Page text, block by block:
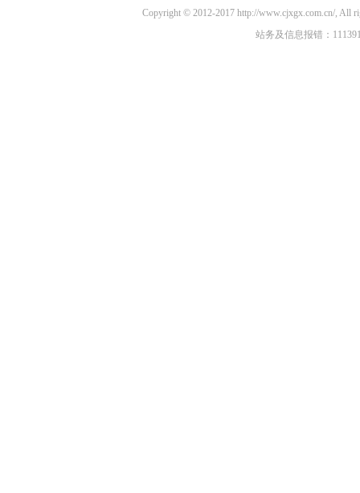
Copyright © 2012-2017 http://www.cjxgx.com.cn/,
站务及信息报错：